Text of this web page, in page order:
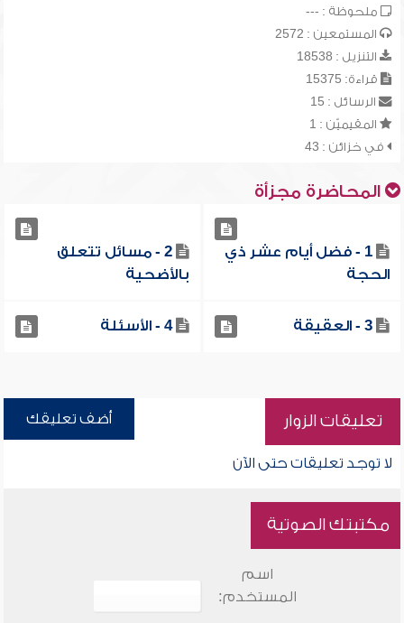
ملحوظة : ---
المستمعين : 2572
التنزيل : 18538
قراءة: 15375
الرسائل : 15
المقيميّن : 1
في خزائن : 43
المحاضرة مجزأة
1 - فضل أيام عشر ذي
الحجة
2 - مسائل تتعلق
بالأضحية
3 - العقيقة 4 - الأسئلة
تعليقات الزوار أضف تعليقك
لا توجد تعليقات حتى الآن
مكتبتك الصوتية
اسم
المستخدم: